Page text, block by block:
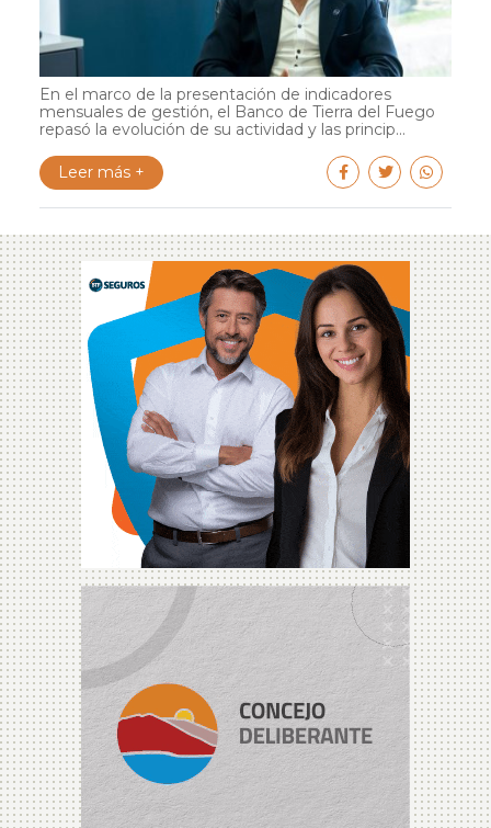
En el marco de la presentación de indicadores
mensuales de gestión, el Banco de Tierra del Fuego
repasó la evolución de su actividad y las princip...
Leer más +